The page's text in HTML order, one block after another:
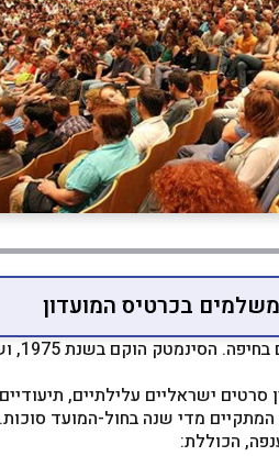
סינמטק חיפה
ישראליים עלילתיים,
מדי שנה בחול-המועד סוכות.
הכוללת: